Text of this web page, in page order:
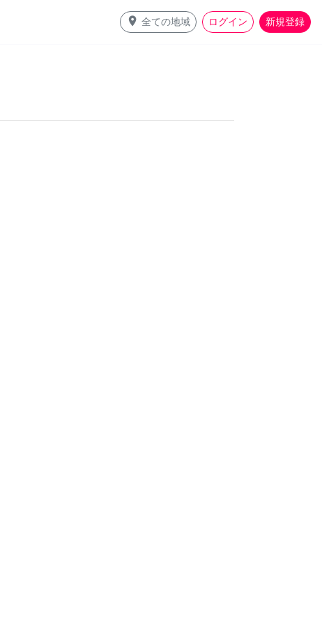
place 全ての地域 ログイン 新規登録